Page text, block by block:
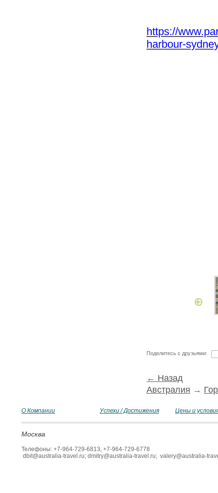
https://
harbour-
Поделитесь с друзьями:
← Назад
Австралия →
О Компании Успехи / Достижения Цены и
Москва
Телефоны: +7-964-729-6813, +7-964-729-6778
dbit@australia-travel.ru; dmitry@australia-travel.ru; valery@australia-